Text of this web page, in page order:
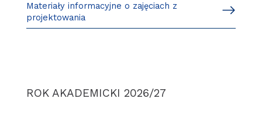
Materiały informacyjne o zajęciach z
projektowania
ROK AKADEMICKI 2026/27